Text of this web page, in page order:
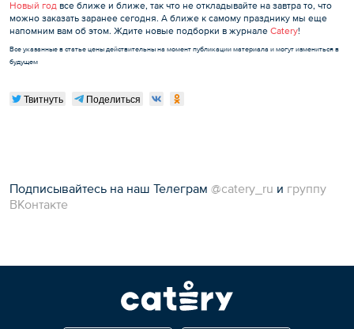
Новый год все ближе и ближе, так что не откладывайте на завтра то, что
можно заказать заранее сегодня. А ближе к самому празднику мы еще
напомним вам об этом. Ждите новые подборки в журнале Catery!
Все указанные в статье цены действительны на момент публикации материала и могут измениться в
будущем
Твитнуть Поделиться
Подписывайтесь на наш Телеграм @catery_ru и группу
ВКонтакте